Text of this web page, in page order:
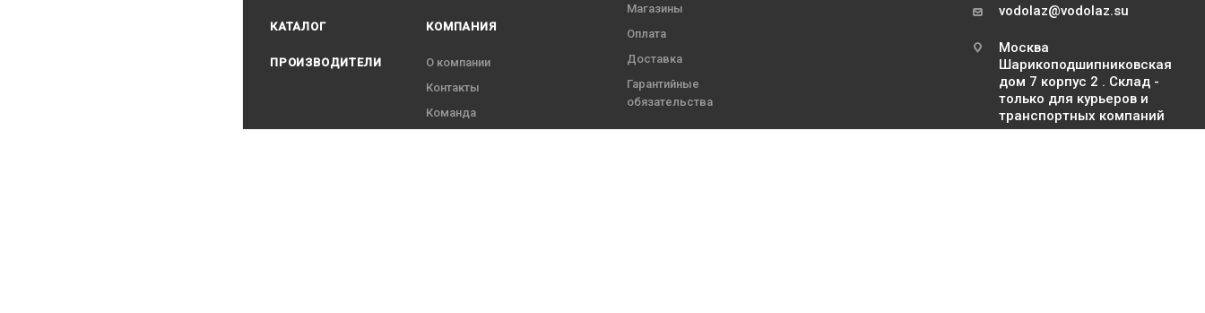
КАТАЛОГ
ПРОИЗВОДИТЕЛИ
КОМПАНИЯ
О компании
Контакты
Команда
Магазины
Оплата
Доставка
Гарантийные
обязательства
vodolaz@vodolaz.su
Москва
Шарикоподшипниковская
дом 7 корпус 2 . Склад -
только для курьеров и
транспортных компаний